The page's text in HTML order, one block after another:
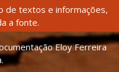
de textos e informações,
a fonte.
Eloy Ferreira